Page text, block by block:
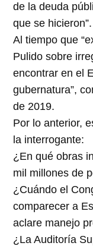
de la deuda
que se hicieron”.
Al tiempo que
Pulido sobre
encontrar en el
gubernatura”,
de 2019.
Por lo anterior,
la interrogante:
¿En qué obras
mil millones de
¿Cuándo el
comparecer a
aclare manejo
¿La Auditoría